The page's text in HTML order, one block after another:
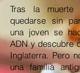
Tras la
quedarse sin
una joven se
ADN y descubre
Inglaterra. Pero
una familia